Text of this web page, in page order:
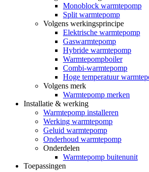
Monoblock warmtepomp
Split warmtepomp
Volgens werkingsprincipe
Elektrische warmtepomp
Gaswarmtepomp
Hybride warmtepomp
Warmtepompboiler
Combi-warmtepomp
Hoge temperatuur
Volgens merk
Warmtepomp merken
Installatie & werking
Warmtepomp installeren
Werking warmtepomp
Geluid warmtepomp
Onderhoud warmtepomp
Onderdelen
Warmtepomp buitenunit
Toepassingen